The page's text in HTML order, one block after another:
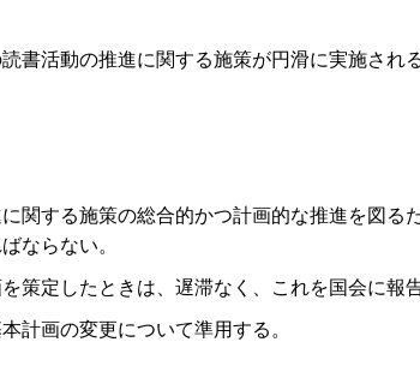
書活動の推進に関する施策が円滑に実施さ
関する施策の総合的かつ計画的な推進を図
ならない。
策定したときは、遅滞なく、これを国会に報
計画の変更について準用する。